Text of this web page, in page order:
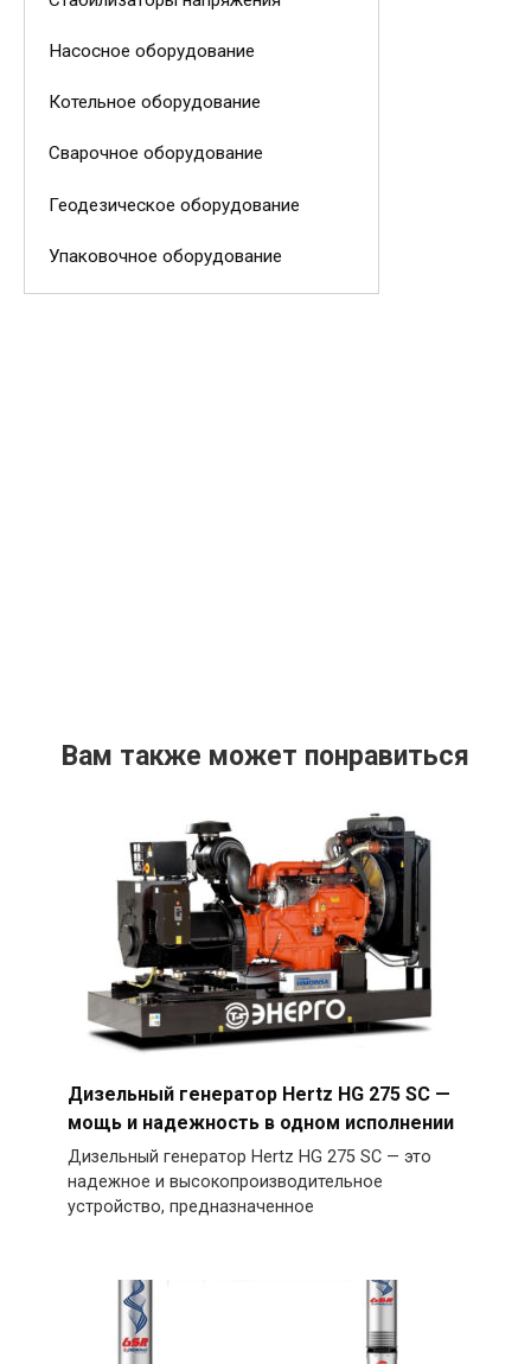
Насосное оборудование
Котельное оборудование
Сварочное оборудование
Геодезическое оборудование
Упаковочное оборудование
Вам также может понравиться
Дизельный генератор Hertz HG 275 SC —
мощь и надежность в одном исполнении
Дизельный генератор Hertz HG 275 SC — это
надежное и высокопроизводительное
устройство, предназначенное